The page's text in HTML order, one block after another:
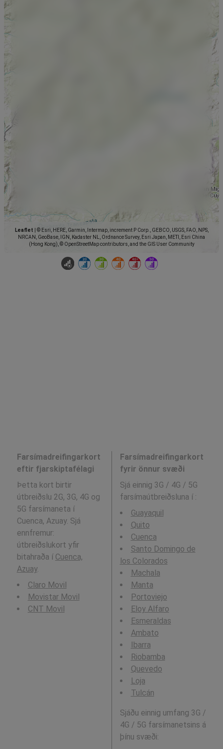
Leaflet
© Esri, HERE, Garmin, Intermap, increment P Corp., GEBCO, USGS, FAO, NPS,
NRCAN, GeoBase, IGN, Kadaster NL, Ordnance Survey, Esri Japan, METI, Esri China
(Hong Kong), © OpenStreetMap contributors, and the GIS User Community
Farsímadreifingarkort
eftir fjarskiptafélagi
Þetta kort birtir
útbreiðslu 2G, 3G, 4G og
5G farsímaneta í
Cuenca, Azuay. Sjá
ennfremur:
útbreiðslukort yfir
bitahraða í Cuenca,
Azuay.
Claro Movil
Movistar Movil
CNT Movil
Farsímadreifingarkort
fyrir önnur svæði
Sjá einnig 3G / 4G / 5G
farsímaútbreiðsluna í :
Guayaquil
Quito
Cuenca
Santo Domingo de
los Colorados
Machala
Manta
Portoviejo
Eloy Alfaro
Esmeraldas
Ambato
Ibarra
Riobamba
Quevedo
Loja
Tulcán
Sjáðu einnig umfang 3G /
4G / 5G farsímanetsins á
þínu svæði: